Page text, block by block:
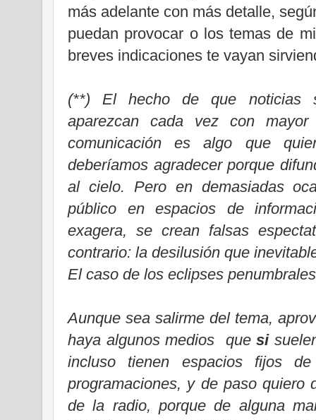
más adelante con más detalle,
puedan provocar o los temas de
breves indicaciones te vayan
(**) El hecho de que noticias
aparezcan cada vez con
comunicación es algo que
deberíamos agradecer porque
al cielo. Pero en demasiadas
público en espacios de
exagera, se crean falsas
contrario: la desilusión que
El caso de los eclipses
Aunque sea salirme del tema,
haya algunos medios quesi
incluso tienen espacios fijos
programaciones, y de paso
de la radio, porque de alguna